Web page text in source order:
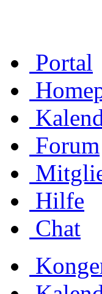
Portal
Forum
Hilfe
Chat